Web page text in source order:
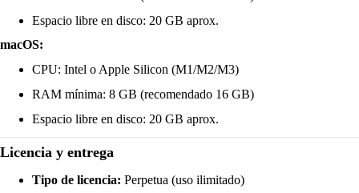
Espacio libre en disco: 20 GB aprox.
macOS:
CPU: Intel o Apple Silicon (M1/M2/M3)
RAM mínima: 8 GB (recomendado 16 GB)
Espacio libre en disco: 20 GB aprox.
Licencia y entrega
Tipo de licencia: Perpetua (uso ilimitado)